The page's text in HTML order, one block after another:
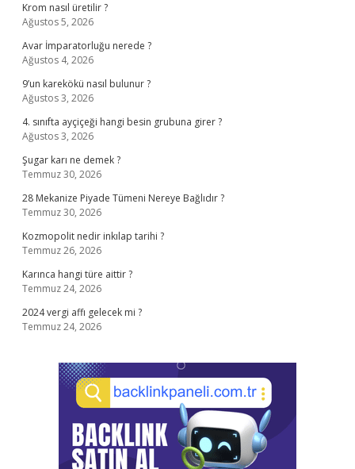
Krom nasıl üretilir ?
Ağustos 5, 2026
Avar İmparatorluğu nerede ?
Ağustos 4, 2026
9’un karekökü nasıl bulunur ?
Ağustos 3, 2026
4. sınıfta ayçiçeği hangi besin grubuna girer ?
Ağustos 3, 2026
Şugar karı ne demek ?
Temmuz 30, 2026
28 Mekanize Piyade Tümeni Nereye Bağlıdır ?
Temmuz 30, 2026
Kozmopolit nedir inkılap tarihi ?
Temmuz 26, 2026
Karınca hangi türe aittir ?
Temmuz 24, 2026
2024 vergi affı gelecek mi ?
Temmuz 24, 2026